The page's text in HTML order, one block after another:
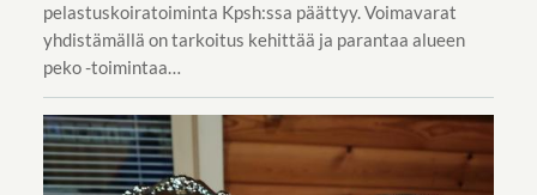
pelastuskoiratoiminta Kpsh:ssa päättyy. Voimavarat
yhdistämällä on tarkoitus kehittää ja parantaa alueen
peko -toimintaa…